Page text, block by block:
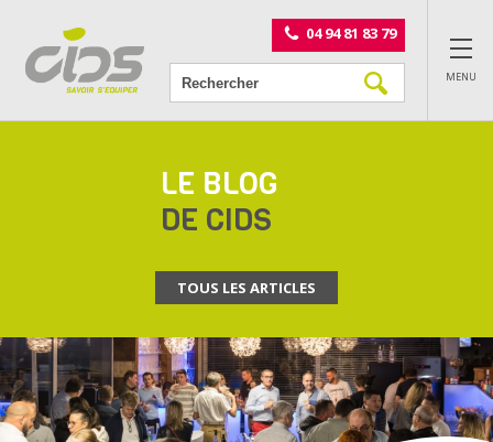
04 94 81 83 79
MENU
LE BLOG
DE CIDS
TOUS LES ARTICLES